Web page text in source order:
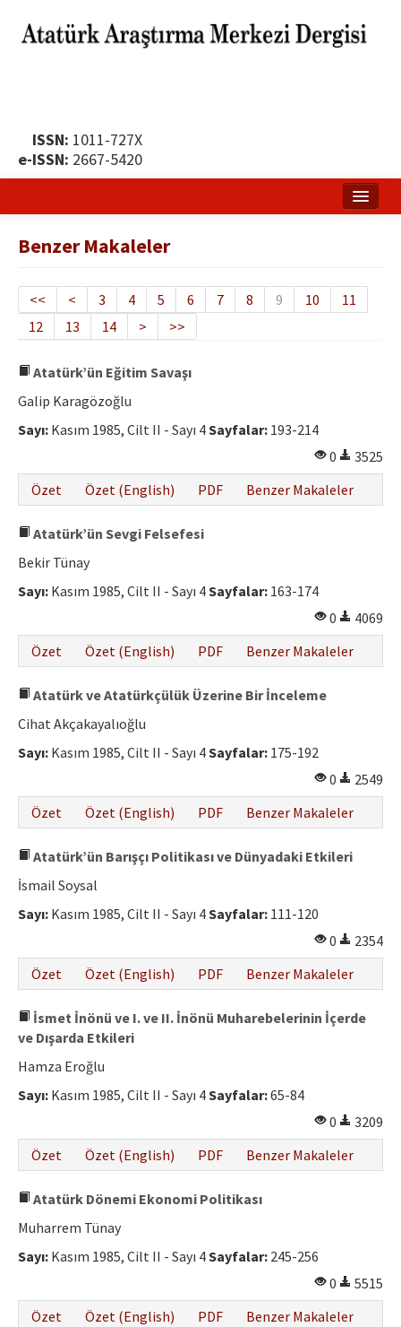
ISSN: 1011-727X
e-ISSN: 2667-5420
Yayın Politikası
Dergi Kurulları
Yayın İlkeleri
Etik İlkeler
Yazar Rehberi
Hakem Rehberi
Benzer Makaleler
<< < 3 4 5 6 7 8 9 10
11
12
13 14 > >>
Atatürk’ün Eğitim Savaşı
Galip Karagözoğlu
Sayı: Kasım 1985, Cilt II - Sayı 4Sayfalar: 193-214
0
3525
Özet
Özet (English) PDF Benzer Makaleler
Atatürk’ün Sevgi Felsefesi
Bekir Tünay
Sayı: Kasım 1985, Cilt II - Sayı 4Sayfalar: 163-174
0
4069
Özet
Özet (English) PDF Benzer Makaleler
Atatürk ve Atatürkçülük Üzerine Bir İnceleme
Cihat Akçakayalıoğlu
Sayı: Kasım 1985, Cilt II - Sayı 4Sayfalar: 175-192
0
2549
Özet
Özet (English) PDF Benzer Makaleler
Atatürk’ün Barışçı Politikası ve Dünyadaki Etkileri
İsmail Soysal
Sayı: Kasım 1985, Cilt II - Sayı 4Sayfalar: 111-120
0
2354
Özet
Özet (English) PDF Benzer Makaleler
İsmet İnönü ve I. ve II. İnönü Muharebelerinin İçerde
ve Dışarda Etkileri
Hamza Eroğlu
Sayı: Kasım 1985, Cilt II - Sayı 4Sayfalar:65-84
0
3209
Özet
Özet (English) PDF Benzer Makaleler
Atatürk Dönemi Ekonomi Politikası
Muharrem Tünay
Sayı: Kasım 1985, Cilt II - Sayı 4Sayfalar: 245-256
0
5515
Özet
Özet (English) PDF Benzer Makaleler